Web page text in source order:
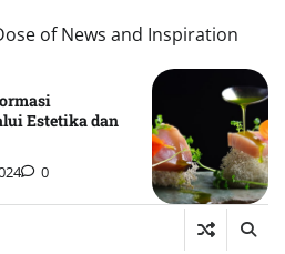
of News and Inspiration
Estetika dan
0